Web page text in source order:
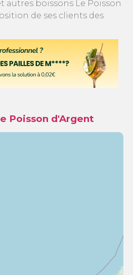
autres boissons Le Poisson
de ses clients des
Poisson d'Argent